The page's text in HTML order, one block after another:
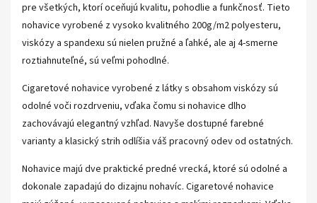
pre všetkých, ktorí oceňujú kvalitu, pohodlie a funkčnosť. Tieto
nohavice vyrobené z vysoko kvalitného 200g/m2 polyesteru,
viskózy a spandexu sú nielen pružné a ľahké, ale aj 4-smerne
roztiahnuteľné, sú veľmi pohodlné.
Cigaretové nohavice vyrobené z látky s obsahom viskózy sú
odolné voči rozdrveniu, vďaka čomu si nohavice dlho
zachovávajú elegantný vzhľad. Navyše dostupné farebné
varianty a klasický strih odlíšia váš pracovný odev od ostatných.
Nohavice majú dve praktické predné vrecká, ktoré sú odolné a
dokonale zapadajú do dizajnu nohavíc. Cigaretové nohavice